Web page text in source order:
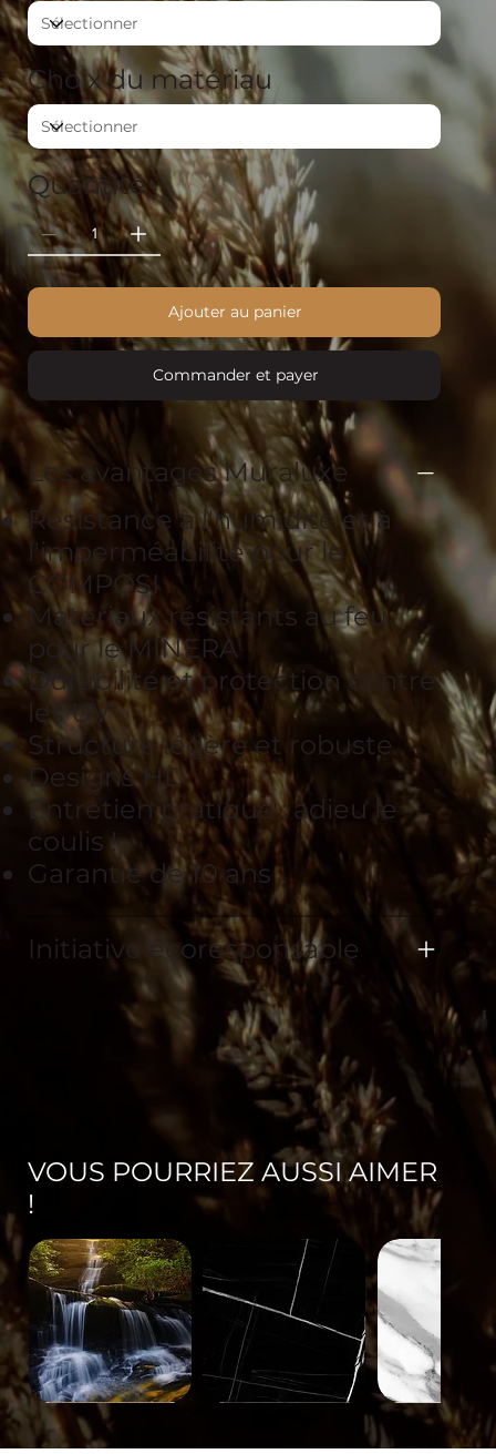
Choix du matériau
Quantité
Ajouter au panier
Commander et payer
Les avantages Muraluxe
Résistance à l'humidité et à
l'imperméabilité pour le
COMPOSI
Matériaux résistants au feu
pour le MINERA
Durabilité et protection contre
les UV
Structure légère et robuste
Designs HD
Entretien pratique : adieu le
coulis !
Garantie de 10 ans
Initiative écoresponsable
VOUS POURRIEZ AUSSI AIMER
!
Paysage-
Minéral-